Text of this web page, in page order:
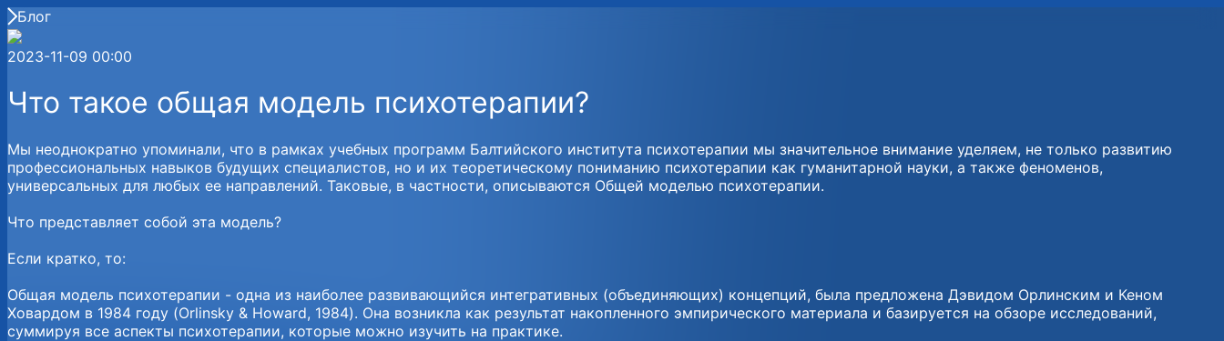
Блог
2023-11-09 00:00
Что такое общая модель психотерапии?
Мы неоднократно упоминали, что в рамках учебных программ Балтийского института психотерапии мы значительное внимание уделяем, не только развитию
профессиональных навыков будущих специалистов, но и их теоретическому пониманию психотерапии как гуманитарной науки, а также феноменов,
универсальных для любых ее направлений. Таковые, в частности, описываются Общей моделью психотерапии.
Что представляет собой эта модель?
Если кратко, то:
Общая модель психотерапии - одна из наиболее развивающийся интегративных (объединяющих) концепций, была предложена Дэвидом Орлинским и Кеном
Ховардом в 1984 году (Orlinsky & Howard, 1984). Она возникла как результат накопленного эмпирического материала и базируется на обзоре исследований,
суммируя все аспекты психотерапии, которые можно изучить на практике.